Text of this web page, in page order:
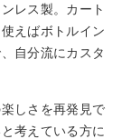
レス製。カート
えばボトルイン
自分流にカスタ
しさを再発見で
考えている方に